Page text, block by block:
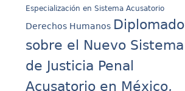
Especialización en Sistema Acusatorio
Derechos Humanos Diplomado
sobre el Nuevo Sistema
de Justicia Penal
Acusatorio en México,